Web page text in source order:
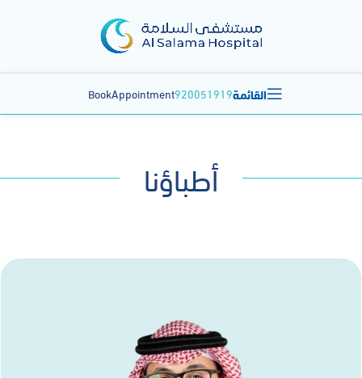
القائمة920051919
BookAppointment
أطباؤنا